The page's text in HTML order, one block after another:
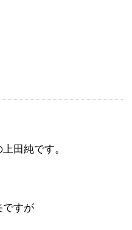
田純です。
ですが